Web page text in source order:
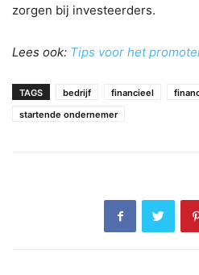
zorgen bij investeerders.
Lees ook: Tips voor het
TAGS bedrijf financieel
startende ondernemer